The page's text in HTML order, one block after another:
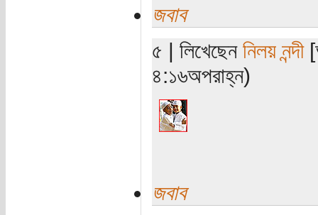
জবাব
৫ | লিখেছেন নিলয় নন্দী
৪:১৬অপরাহ্ন)
জবাব